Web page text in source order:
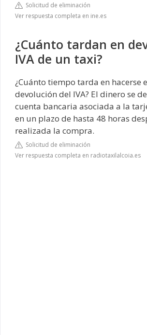
Solicitud de eliminación
Ver respuesta completa en ine.es
¿Cuánto tardan en
IVA de un taxi?
¿Cuánto tiempo tarda en hacerse
devolución del IVA? El dinero se
cuenta bancaria asociada a la
en un plazo de hasta 48 horas
realizada la compra.
Solicitud de eliminación
Ver respuesta completa en radiotaxilalcoia.es